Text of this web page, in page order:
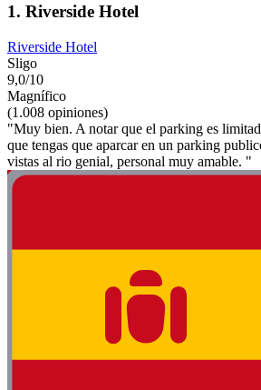
1. Riverside Hotel
Riverside Hotel
Sligo
9,0/10
Magnífico
(1.008 opiniones)
"Muy bien. A notar que el parking es
que tengas que aparcar en un parking
vistas al rio genial, personal muy amable. "